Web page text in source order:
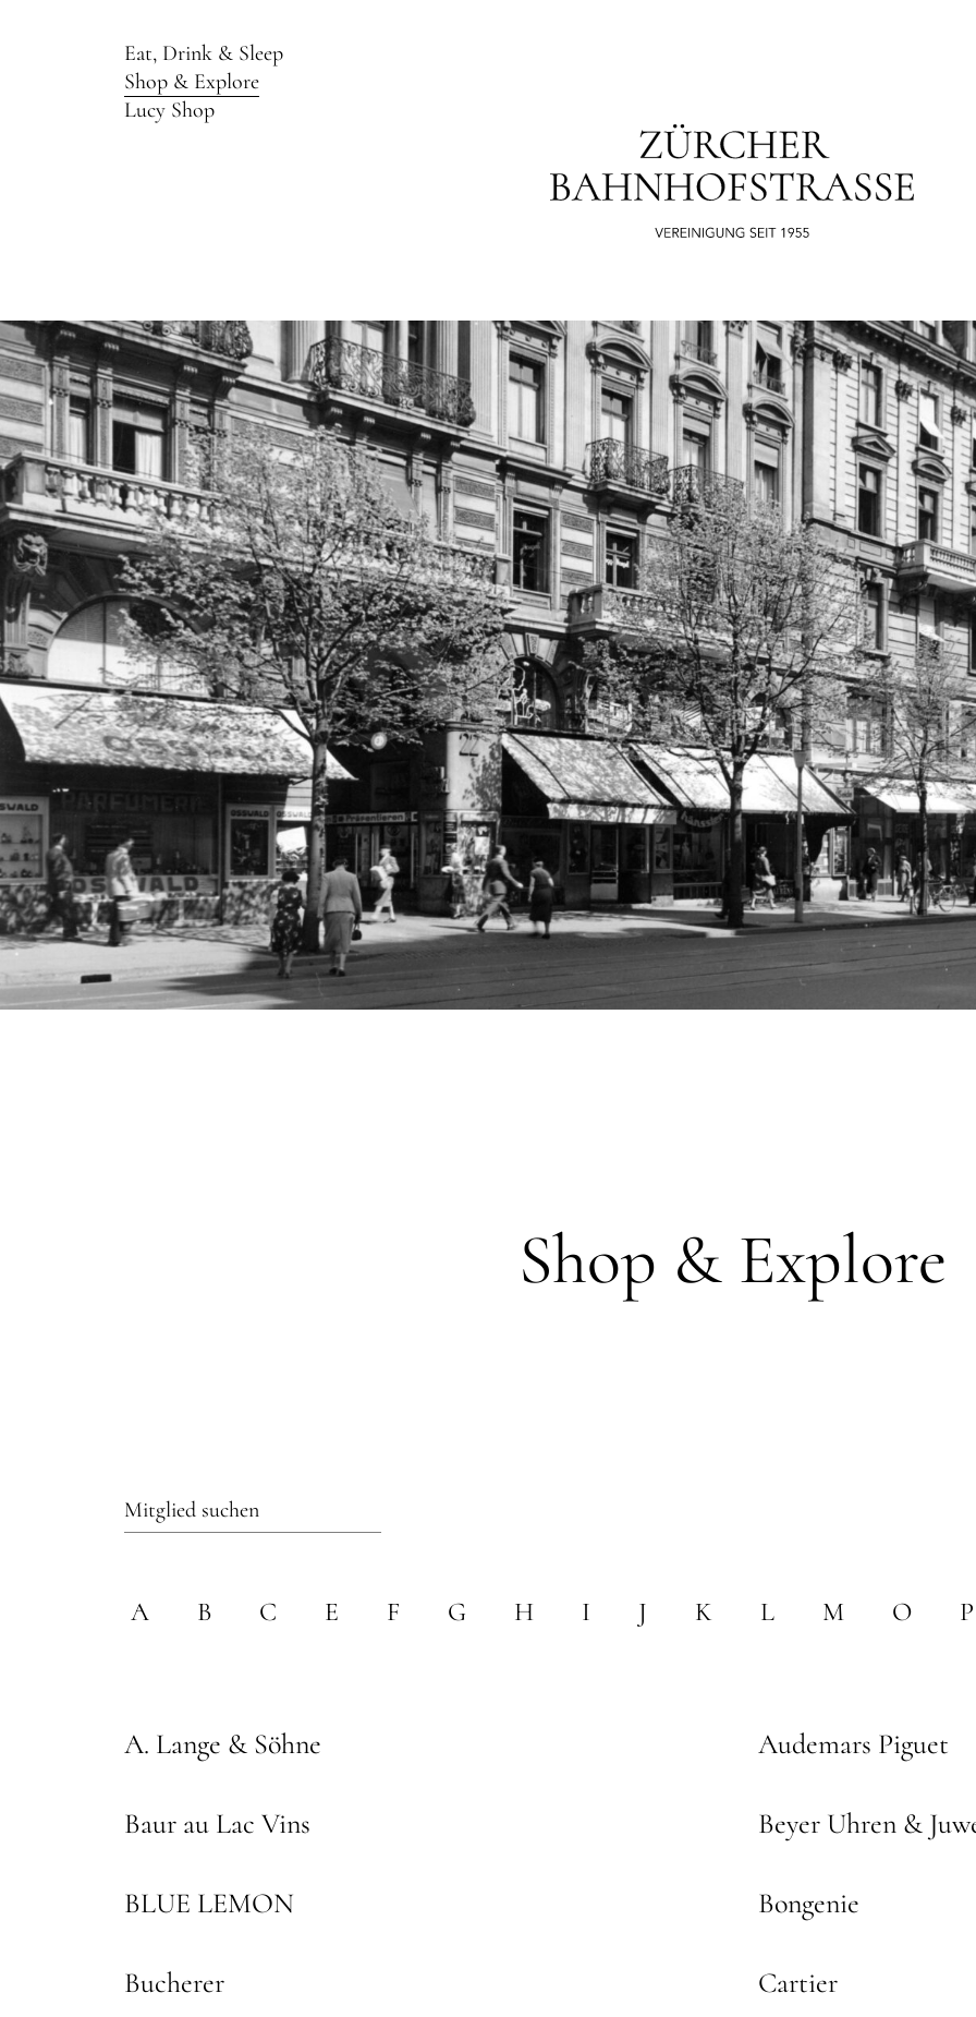
Eat, Drink & Sleep
Shop & Explore
Lucy Shop
Shop & Explore
A B C E F G H I J K L M O P
A. Lange & Söhne Audemars Piguet
Baur au Lac Vins Beyer Uhren &
BLUE LEMON Bongenie
Bucherer Cartier